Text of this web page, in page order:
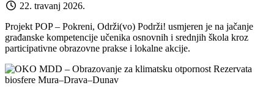
22. travanj 2026.
Projekt POP – Pokreni, Održi(vo) Podrži! usmjeren je na jačanje
građanske kompetencije učenika osnovnih i srednjih škola kroz
participativne obrazovne prakse i lokalne akcije.